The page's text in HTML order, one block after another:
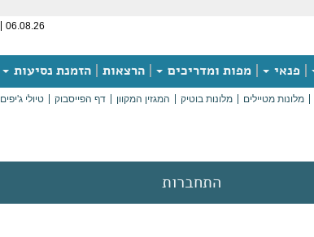
06.08.26
פנאי מפות ומדריכים הרצאות הזמנת נסיעות
מלונות מטיילים מלונות בוטיק המגזין המקוון דף הפייסבוק טיולי ג'יפים
התחברות